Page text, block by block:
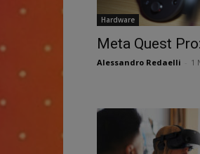
Hardware
Meta Quest
Alessandro Redaelli 1